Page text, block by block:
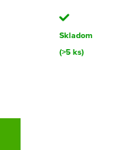
Skladom
(>5 ks)